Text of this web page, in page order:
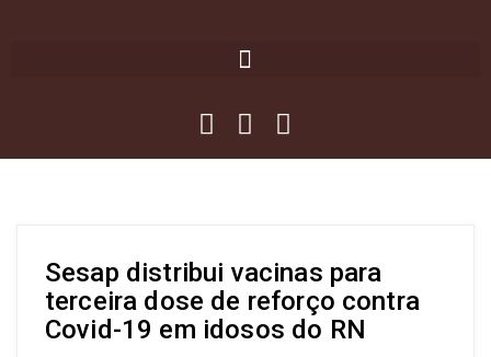
Sesap distribui vacinas para
terceira dose de reforço contra
Covid-19 em idosos do RN